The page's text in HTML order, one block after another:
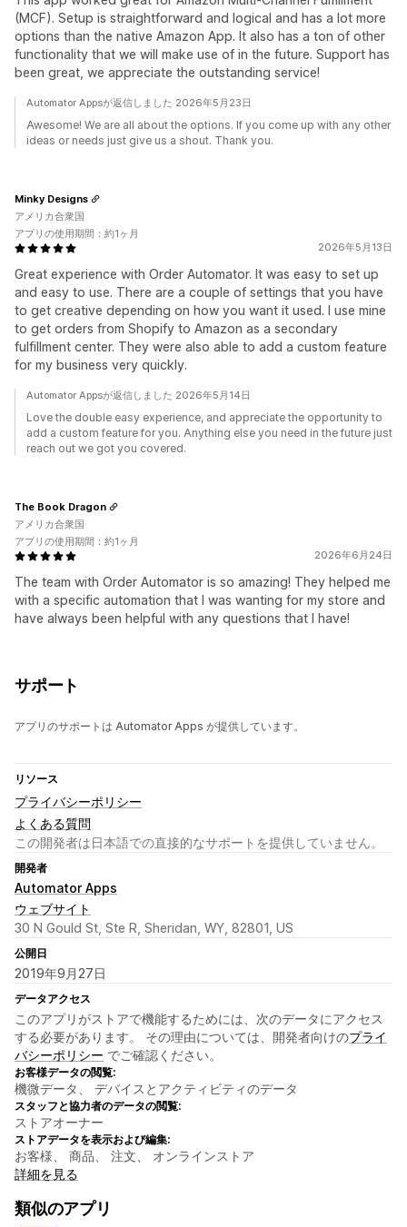
(MCF). Setup is straightforward and logical and has a lot more
options than the native Amazon App. It also has a ton of other
functionality that we will make use of in the future. Support has
been great, we appreciate the outstanding service!
Automator Appsが返信しました 2026年5月23日
Awesome! We are all about the options. If you come up with any other
ideas or needs just give us a shout. Thank you.
2026年5月13日
Great experience with Order Automator. It was easy to set up
and easy to use. There are a couple of settings that you have
to get creative depending on how you want it used. I use mine
to get orders from Shopify to Amazon as a secondary
fulfillment center. They were also able to add a custom feature
for my business very quickly.
Minky Designs
アメリカ合衆国
アプリの使用期間：約1ヶ月
Automator Appsが返信しました 2026年5月14日
Love the double easy experience, and appreciate the opportunity to
add a custom feature for you. Anything else you need in the future just
reach out we got you covered.
2026年6月24日
The team with Order Automator is so amazing! They helped me
with a specific automation that I was wanting for my store and
have always been helpful with any questions that I have!
The Book Dragon
アメリカ合衆国
アプリの使用期間：約1ヶ月
サポート
アプリのサポートは Automator Apps が提供しています。
リソース
プライバシーポリシー
よくある質問
この開発者は日本語での直接的なサポートを提供していません。
開発者
Automator Apps
ウェブサイト
30 N Gould St, Ste R, Sheridan, WY, 82801, US
公開日
2019年9月27日
データアクセス
このアプリがストアで機能するためには、次のデータにアクセス
する必要があります。 その理由については、開発者向けのプライ
バシーポリシー でご確認ください。
お客様データの閲覧:
機微データ、 デバイスとアクティビティのデータ
スタッフと協力者のデータの閲覧:
ストアオーナー
ストアデータを表示および編集:
お客様、 商品、 注文、 オンラインストア
詳細を見る
類似のアプリ